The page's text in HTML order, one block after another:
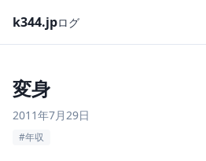
k344.jpログ
変身
2011年7月29日
#年収